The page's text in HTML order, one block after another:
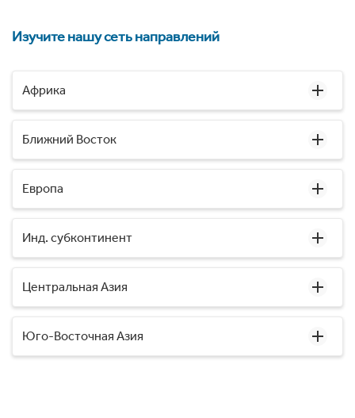
Изучите нашу сеть направлений
Африка
Ближний Восток
Европа
Инд. субконтинент
Центральная Азия
Юго-Восточная Азия